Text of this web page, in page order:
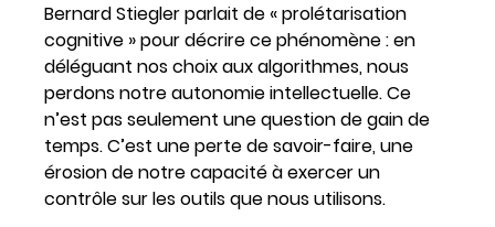
Bernard Stiegler parlait de « prolétarisation
cognitive » pour décrire ce phénomène : en
déléguant nos choix aux algorithmes, nous
perdons notre autonomie intellectuelle. Ce
n’est pas seulement une question de gain de
temps. C’est une perte de savoir-faire, une
érosion de notre capacité à exercer un
contrôle sur les outils que nous utilisons.